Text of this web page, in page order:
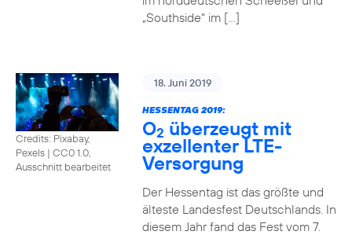
„Southside“ im […]
Credits: Pixabay,
Pexels | CC0 1.0,
Ausschnitt bearbeitet
18. Juni 2019
HESSENTAG 2019:
O2 überzeugt mit
exzellenter LTE-
Versorgung
Der Hessentag ist das größte und
älteste Landesfest Deutschlands. In
diesem Jahr fand das Fest vom 7.